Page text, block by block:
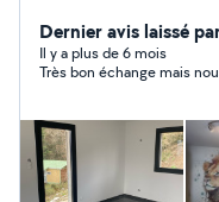
Dernier avis laissé
Il y a plus de 6 mois
Très bon échange mais